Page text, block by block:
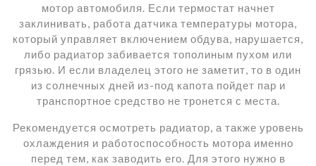
мотор автомобиля. Если термостат начнет
заклинивать, работа датчика температуры мотора,
который управляет включением обдува, нарушается,
либо радиатор забивается тополиным пухом или
грязью. И если владелец этого не заметит, то в один
из солнечных дней из-под капота пойдет пар и
транспортное средство не тронется с места.
Рекомендуется осмотреть радиатор, а также уровень
охлаждения и работоспособность мотора именно
перед тем, как заводить его. Для этого нужно в